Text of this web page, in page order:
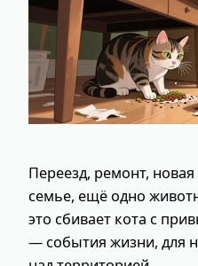
Переезд, ремонт,
семье, ещё одно
это сбивает кота с
— события жизни, для